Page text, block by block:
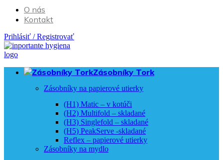
O nás
Kontakt
Prihlásiť / Registrovať
Zásobníky Tork
Zásobníky na papierové utierky
(H1) Matic – v kotúči
(H2) Multifold – skladané
(H3) Singlefold – skladané
(H5) PeakServe -skladané
Reflex – papierové utierky
Zásobníky na mydlo